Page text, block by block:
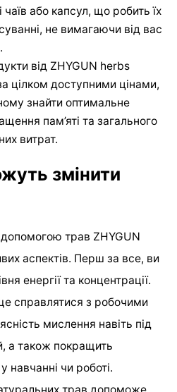
чаїв або капсул, що робить їх
не вимагаючи від вас
від ZHYGUN herbs
цілком доступними цінами,
знайти оптимальне
пам’яті та загального
витрат.
змінити
трав ZHYGUN
аспектів. Перш за все, ви
енергії та концентрації.
справлятися з робочими
мислення навіть під
а також покращить
навчанні чи роботі.